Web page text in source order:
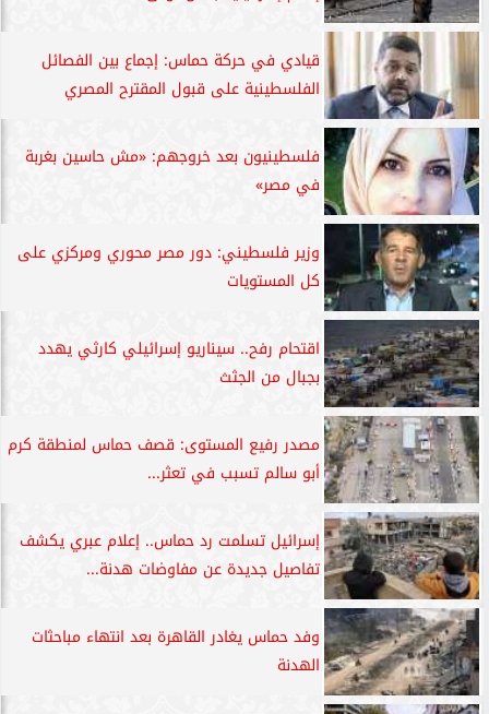
قيادي في حركة حماس: إجماع بين الفصائل
الفلسطينية على قبول المقترح المصري
فلسطينيون بعد خروجهم: «مش حاسين بغربة
في مصر»
وزير فلسطيني: دور مصر محوري ومركزي على
كل المستويات
اقتحام رفح.. سيناريو إسرائيلي كارثي يهدد
بجبال من الجثث
مصدر رفيع المستوى: قصف حماس لمنطقة كرم
أبو سالم تسبب في تعثر...
إسرائيل تسلمت رد حماس.. إعلام عبري يكشف
تفاصيل جديدة عن مفاوضات هدنة...
وفد حماس يغادر القاهرة بعد انتهاء مباحثات
الهدنة